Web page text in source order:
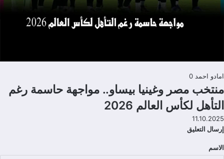
امادو احمد 0
منتخب مصر وغينيا بيساو.. مواجهة حاسمة رغم
التأهل لكأس العالم 2026
11.10.2025
إرسال التعليق
تعليقات
الاسم